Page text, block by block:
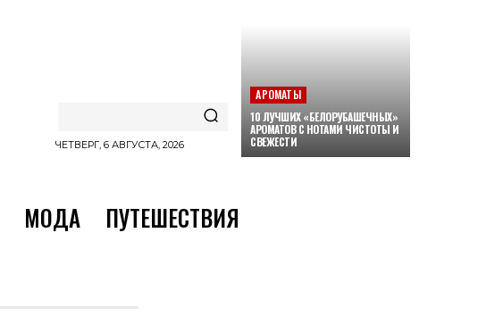
ЧЕТВЕРГ, 6 АВГУСТА, 2026
АРОМАТЫ
10 ЛУЧШИХ «БЕЛОРУБАШЕЧНЫХ»
АРОМАТОВ С НОТАМИ ЧИСТОТЫ И
СВЕЖЕСТИ
МОДА ПУТЕШЕСТВИЯ